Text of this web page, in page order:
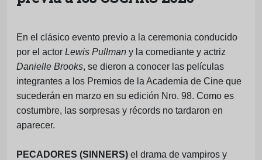
En el clásico evento previo a la ceremonia conducido
por el actor Lewis Pullman y la comediante y actriz
Danielle Brooks, se dieron a conocer las películas
integrantes a los Premios de la Academia de Cine que
sucederán en marzo en su edición Nro. 98. Como es
costumbre, las sorpresas y récords no tardaron en
aparecer.
PECADORES (SINNERS) el drama de vampiros y